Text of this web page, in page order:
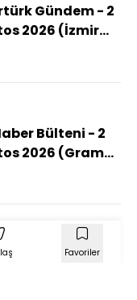
Gündem - 2
2026 (İzmir
Bülteni - 2
2026 (Gram
Favoriler